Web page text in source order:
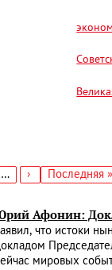
…
Следующая
›
Последняя
Последняя »
Афонин:
что истоки
мировых